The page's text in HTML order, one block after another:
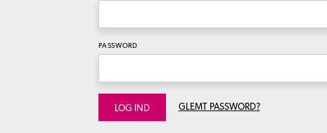
PASSWORD
LOG IND GLEMT PASSWORD?